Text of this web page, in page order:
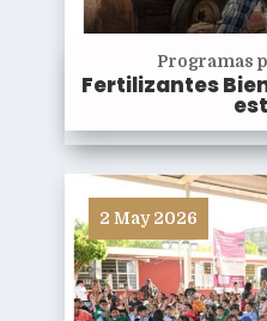
Programas
Fertilizantes
2 May 2026